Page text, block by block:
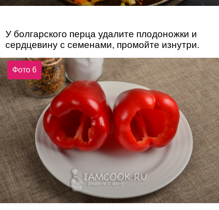
У болгарского перца удалите плодоножки и
сердцевину с семенами, промойте изнутри.
Фото 6